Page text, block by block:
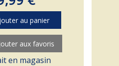
au panier
aux favoris
en magasin